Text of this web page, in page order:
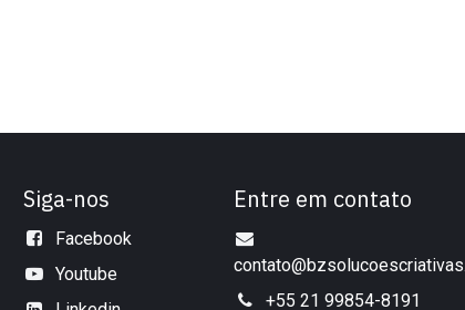
Siga-nos
Facebook
Youtube
Entre em contato
+55 21 99854-8191